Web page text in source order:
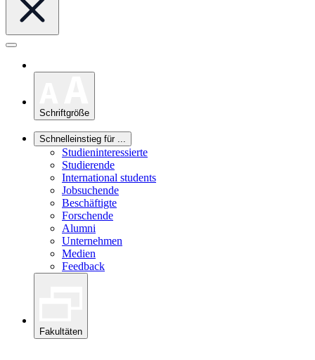
Schriftgröße
Schnelleinstieg für ...
Studieninteressierte
Studierende
International students
Jobsuchende
Beschäftigte
Forschende
Alumni
Unternehmen
Medien
Feedback
Fakultäten